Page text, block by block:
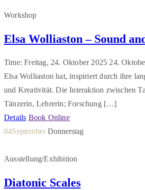
Workshop
Elsa Wolliaston – Sound
Time: Freitag, 24. Oktober 2025 24.
Elsa Wolliaston hat, inspiriert durch ihre
und Kreativität. Die Interaktion zwischen
Tänzerin, Lehrerin; Forschung […]
Details Book Online
04September Donnerstag
Ausstellung/Exhibition
Diatonic Scales